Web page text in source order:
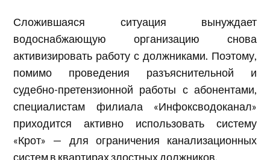
Сложившаяся ситуация вынуждает
водоснабжающую организацию снова
активизировать работу с должниками. Поэтому,
помимо проведения разъяснительной и
судебно-претензионной работы с абонентами,
специалистам филиала «Инфоксводоканал»
приходится активно использовать систему
«Крот» — для ограничения канализационных
систем в квартирах злостных должников.